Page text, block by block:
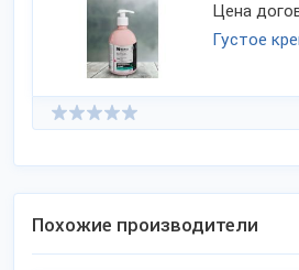
Цена
Густое
Похожие производители